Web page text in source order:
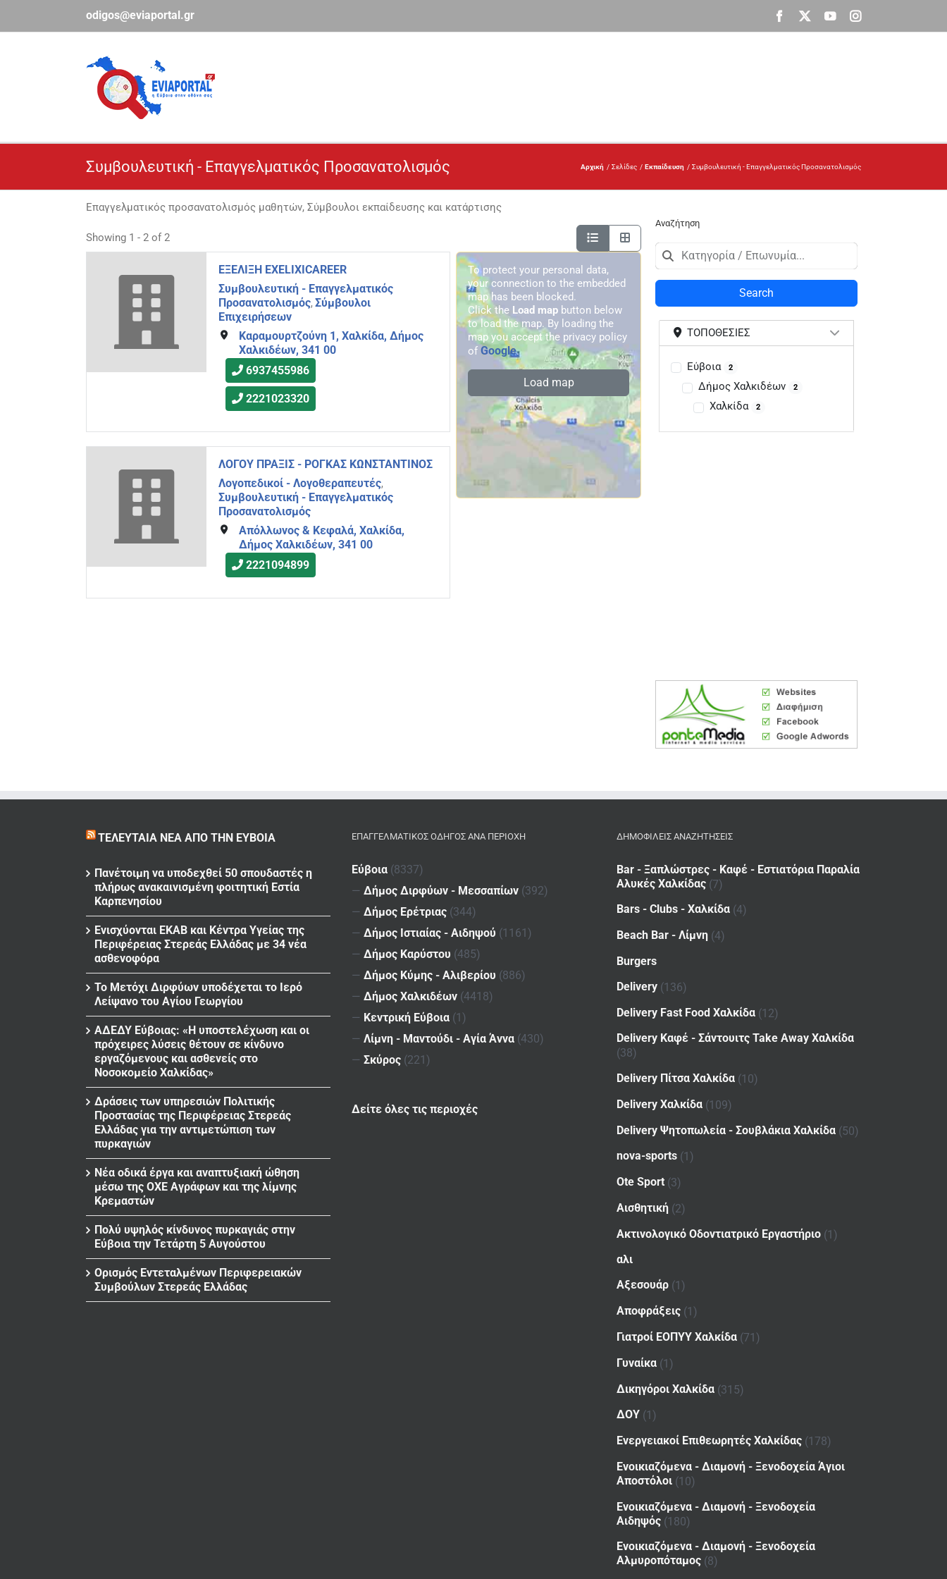
περιεχόμενο
odigos@eviaportal.gr Facebook
X YouTubeInstagram
Συμβουλευτική - Επαγγελματικός Προσανατολισμός Αρχική Σελίδες Εκπαίδευση Συμβουλευτική - Επαγγελματικός Προσανατολισμός
Επαγγελματικός προσανατολισμός μαθητών, Σύμβουλοι εκπαίδευσης και κατάρτισης
Showing 1 - 2 of 2
ΕΞΕΛΙΞΗ EXELIXICAREER
Συμβουλευτική - Επαγγελματικός
Προσανατολισμός, Σύμβουλοι
Επιχειρήσεων
Καραμουρτζούνη 1, Χαλκίδα, Δήμος
Χαλκιδέων, 341 00
6937455986
2221023320
ΛΟΓΟΥ ΠΡΑΞΙΣ - ΡΟΓΚΑΣ ΚΩΝΣΤΑΝΤΙΝΟΣ
Λογοπεδικοί - Λογοθεραπευτές,
Συμβουλευτική - Επαγγελματικός
Προσανατολισμός
Απόλλωνος & Κεφαλά, Χαλκίδα,
Δήμος Χαλκιδέων, 341 00
2221094899
To protect your personal data,
your connection to the embedded
map has been blocked.
Click the Load map button below
to load the map. By loading the
map you accept the privacy policy
ofGoogle.
Load map
Αναζήτηση
Search
ΤΟΠΟΘΕΣΊΕΣ
Εύβοια 2
Δήμος Χαλκιδέων 2
Χαλκίδα 2
ΤΕΛΕΥΤΑΊΑ ΝΈΑ ΑΠΌ ΤΗΝ ΕΎΒΟΙΑ
Πανέτοιμη να υποδεχθεί 50 σπουδαστές η
πλήρως ανακαινισμένη φοιτητική Εστία
Καρπενησίου
Ενισχύονται ΕΚΑΒ και Κέντρα Υγείας της
Περιφέρειας Στερεάς Ελλάδας με 34 νέα
ασθενοφόρα
Το Μετόχι Διρφύων υποδέχεται το Ιερό
Λείψανο του Αγίου Γεωργίου
ΑΔΕΔΥ Εύβοιας: «Η υποστελέχωση και οι
πρόχειρες λύσεις θέτουν σε κίνδυνο
εργαζόμενους και ασθενείς στο
Νοσοκομείο Χαλκίδας»
Δράσεις των υπηρεσιών Πολιτικής
Προστασίας της Περιφέρειας Στερεάς
Ελλάδας για την αντιμετώπιση των
πυρκαγιών
Νέα οδικά έργα και αναπτυξιακή ώθηση
μέσω της ΟΧΕ Αγράφων και της λίμνης
Κρεμαστών
Πολύ υψηλός κίνδυνος πυρκαγιάς στην
Εύβοια την Τετάρτη 5 Αυγούστου
Ορισμός Εντεταλμένων Περιφερειακών
Συμβούλων Στερεάς Ελλάδας
ΕΠΑΓΓΕΛΜΑΤΙΚΌΣ ΟΔΗΓΌΣ ΑΝΆ ΠΕΡΙΟΧΉ
Εύβοια (8337)
— Δήμος Διρφύων - Μεσσαπίων (392)
— Δήμος Ερέτριας (344)
— Δήμος Ιστιαίας - Αιδηψού (1161)
— Δήμος Καρύστου (485)
— Δήμος Κύμης - Αλιβερίου (886)
— Δήμος Χαλκιδέων (4418)
— Κεντρική Εύβοια (1)
— Λίμνη - Μαντούδι - Αγία Άννα (430)
— Σκύρος (221)
Δείτε όλες τις περιοχές
ΔΗΜΟΦΙΛΕΙΣ ΑΝΑΖΗΤΗΣΕΙΣ
Bar - Ξαπλώστρες - Καφέ - Εστιατόρια Παραλία
Αλυκές Χαλκίδας (7)
Bars - Clubs - Χαλκίδα (4)
Beach Bar - Λίμνη (4)
Burgers
Delivery (136)
Delivery Fast Food Χαλκίδα (12)
Delivery Καφέ - Σάντουιτς Take Away Χαλκίδα
(38)
Delivery Πίτσα Χαλκίδα (10)
Delivery Χαλκίδα (109)
Delivery Ψητοπωλεία - Σουβλάκια Χαλκίδα (50)
nova-sports (1)
Ote Sport (3)
Αισθητική (2)
Ακτινολογικό Οδοντιατρικό Εργαστήριο (1)
αλι
Αξεσουάρ (1)
Αποφράξεις (1)
Γιατροί ΕΟΠΥΥ Χαλκίδα (71)
Γυναίκα (1)
Δικηγόροι Χαλκίδα (315)
ΔΟΥ (1)
Ενεργειακοί Επιθεωρητές Χαλκίδας (178)
Ενοικιαζόμενα - Διαμονή - Ξενοδοχεία Άγιοι
Αποστόλοι (10)
Ενοικιαζόμενα - Διαμονή - Ξενοδοχεία
Αιδηψός (180)
Ενοικιαζόμενα - Διαμονή - Ξενοδοχεία
Αλμυροπόταμος (8)